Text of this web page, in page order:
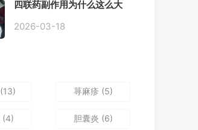
打空嗝，各种药吃了都没效果
四联药副作用为什么这么大
2026-03-18
(13) 荨麻疹 (5)
(4) 胆囊炎 (6)